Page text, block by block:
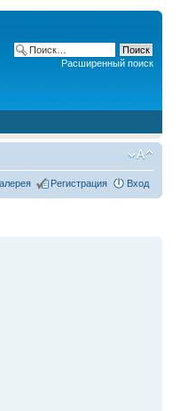
Расширенный поиск
Регистрация Вход